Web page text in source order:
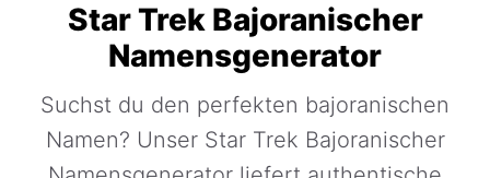
Star Trek Bajoranischer
Namensgenerator
Suchst du den perfekten bajoranischen
Namen? Unser Star Trek Bajoranischer